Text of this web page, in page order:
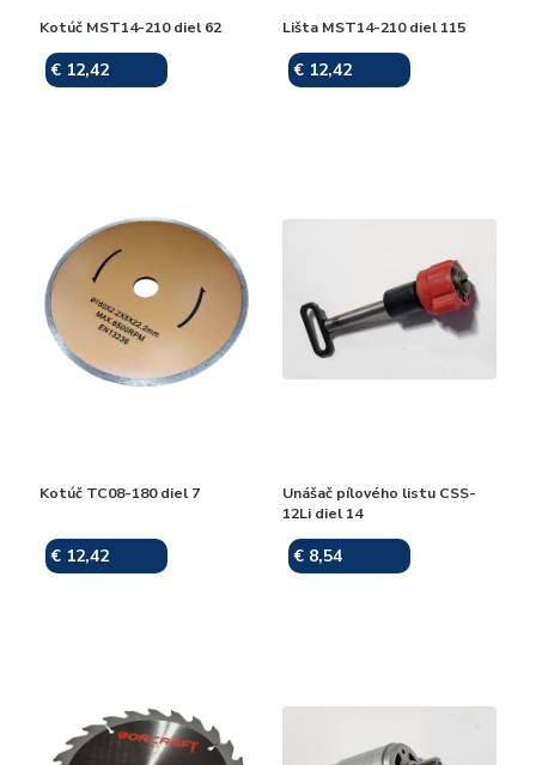
Kotúč MST14-210 diel 62
€ 12,42
Lišta MST14-210 diel 115
€ 12,42
Kotúč TC08-180 diel 7
€ 12,42
Unášač pílového listu CSS-
12Li diel 14
€ 8,54